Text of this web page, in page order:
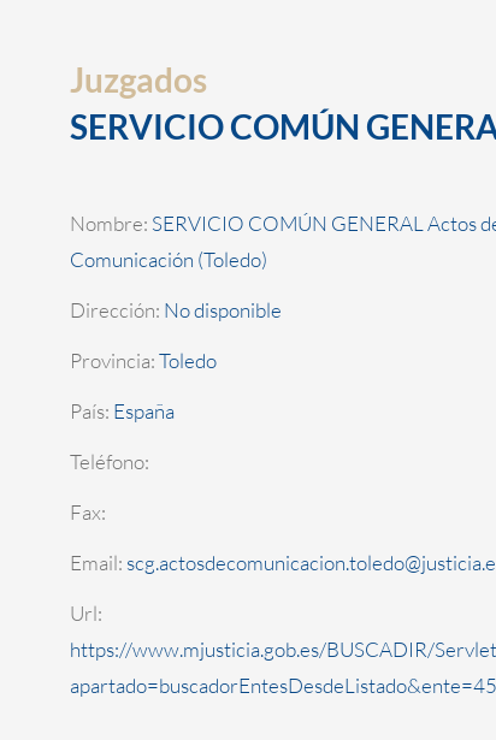
Juzgados
SERVICIO COMÚN
Nombre: SERVICIO COMÚN GENERAL Actos
Comunicación (Toledo)
Dirección: No disponible
Provincia:Toledo
País: España
Teléfono:
Fax:
Email:
Url:
https://www.mjusticia.gob.es/BUSCADIR/